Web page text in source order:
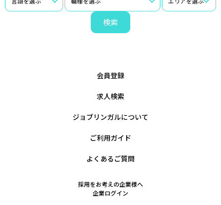
検索
会員登録
求人検索
ジョブリンガルについて
ご利用ガイド
よくあるご質問
採用をお考えの企業様へ
企業ログイン